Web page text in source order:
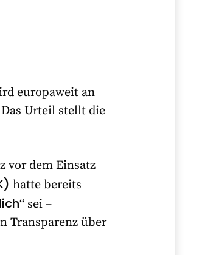
europaweit an
Urteil stellt die
vor dem Einsatz
hatte bereits
“ sei –
Transparenz über